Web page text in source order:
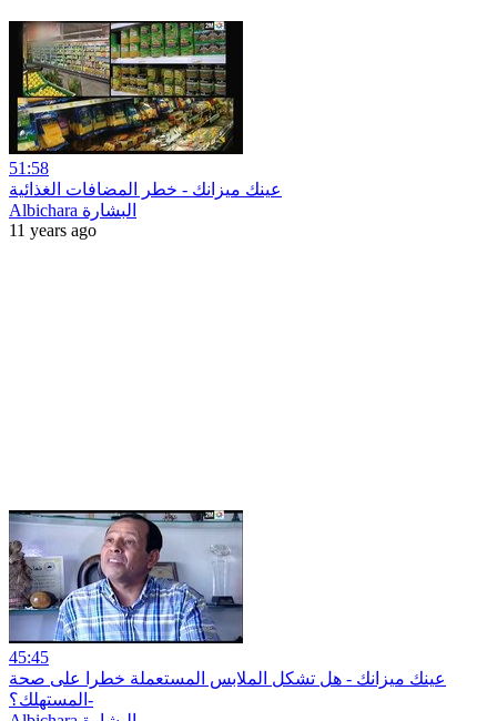
51:58
عينك ميزانك - خطر المضافات الغذائية
Albichara البشارة
11 years ago
45:45
عينك ميزانك - هل تشكل الملابس المستعملة خطرا على صحة
المستهلك؟-